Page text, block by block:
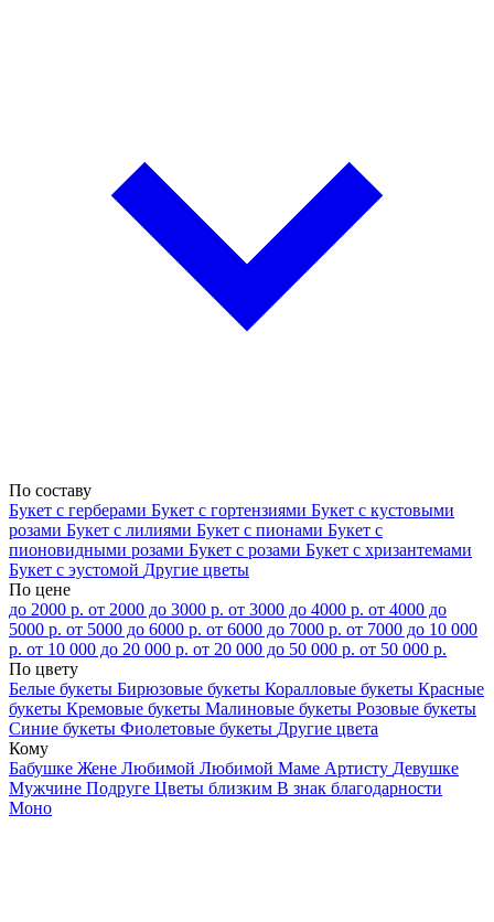
По составу
Букет с герберами Букет с гортензиями Букет с кустовыми
розами Букет с лилиями Букет с пионами Букет с
пионовидными розами Букет с розами Букет с хризантемами
Букет с эустомой Другие цветы
По цене
до 2000 р. от 2000 до 3000 р. от 3000 до 4000 р. от 4000 до
5000 р. от 5000 до 6000 р. от 6000 до 7000 р. от 7000 до 10 000
р. от 10 000 до 20 000 р. от 20 000 до 50 000 р. от 50 000 р.
По цвету
Белые букеты Бирюзовые букеты Коралловые букеты Красные
букеты Кремовые букеты Малиновые букеты Розовые букеты
Синие букеты Фиолетовые букеты Другие цвета
Кому
Бабушке Жене Любимой Любимой Маме Артисту Девушке
Мужчине Подруге Цветы близким В знак благодарности
Моно